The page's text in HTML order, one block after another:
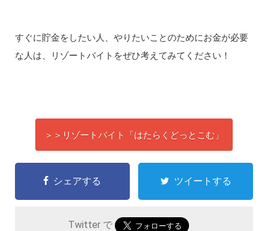
すぐに貯金をしたい人、やりたいことのためにお金が必要
な人は、リゾートバイトをぜひ考えてみてください！
＞＞リゾートバイト「はたらくどっとこむ」
シェアする ツイートする
Twitter で